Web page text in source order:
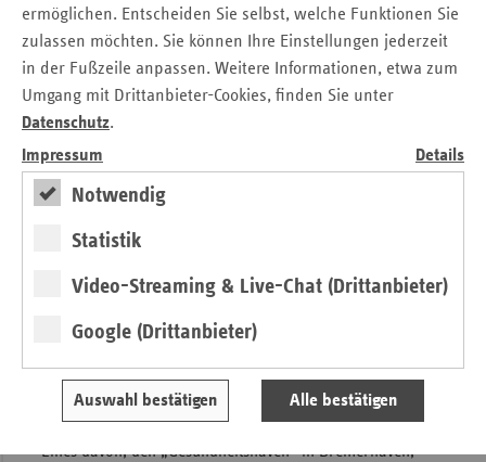
ermöglichen. Entscheiden Sie selbst, welche Funktionen Sie
zulassen möchten. Sie können Ihre Einstellungen jederzeit
in der Fußzeile anpassen. Weitere Informationen, etwa zum
Umgang mit Drittanbieter-Cookies, finden Sie unter
Datenschutz.
Impressum
Details
Notwendig
Statistik
Video-Streaming & Live-Chat (Drittanbieter)
Google (Drittanbieter)
Auswahl bestätigen Alle bestätigen
Versorgung, die mit telemedizinischer Ausrüstung auch
ambulant aufsuchend durch geschultes Personal möglich
ist.
Bremische Aspekte
Gerade der medizinische Fachberuf der Physician Assistents
kann mit seinen erweiterten Kompetenzen Ärzte effektiv
Bremerhaven, der im kommenden Jahr die ersten 35 bis 40
Da junge Mediziner nicht mehr unbedingt allein eine Praxis
ausgewogene Work-Life-Balance achten, braucht es neue
Eines davon, den „Gesundheitshaven“ in Bremerhaven,